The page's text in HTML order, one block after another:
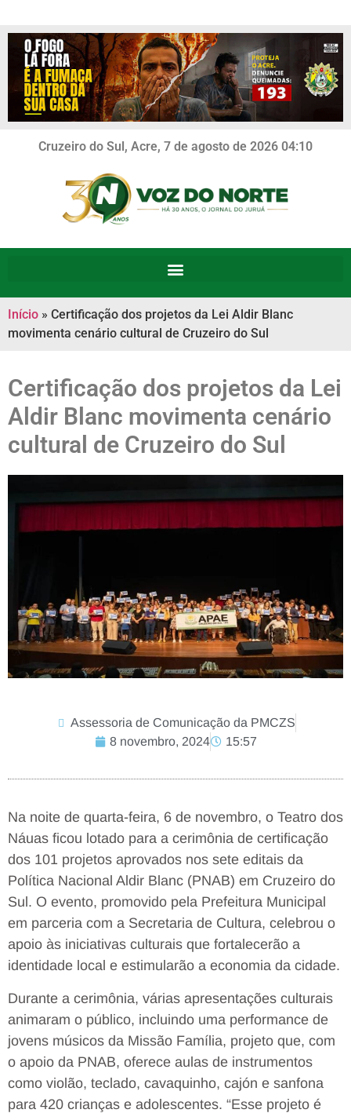
Cruzeiro do Sul, Acre, 7 de agosto de 2026 04:10
Início » Certificação dos projetos da Lei Aldir Blanc
movimenta cenário cultural de Cruzeiro do Sul
Certificação dos projetos da Lei
Aldir Blanc movimenta cenário
cultural de Cruzeiro do Sul
Assessoria de Comunicação da PMCZS
8 novembro, 2024
15:57
Na noite de quarta-feira, 6 de novembro, o Teatro dos
Náuas ficou lotado para a cerimônia de certificação
dos 101 projetos aprovados nos sete editais da
Política Nacional Aldir Blanc (PNAB) em Cruzeiro do
Sul. O evento, promovido pela Prefeitura Municipal
em parceria com a Secretaria de Cultura, celebrou o
apoio às iniciativas culturais que fortalecerão a
identidade local e estimularão a economia da cidade.
Durante a cerimônia, várias apresentações culturais
animaram o público, incluindo uma performance de
jovens músicos da Missão Família, projeto que, com
o apoio da PNAB, oferece aulas de instrumentos
como violão, teclado, cavaquinho, cajón e sanfona
para 420 crianças e adolescentes. “Esse projeto é